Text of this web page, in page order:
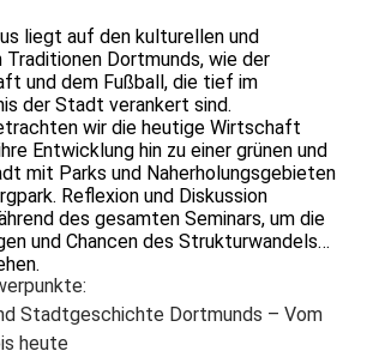
liegt auf den kulturellen und
Dortmunds, wie der
und dem Fußball, die tief im
der Stadt verankert sind.
wir die heutige Wirtschaft
Entwicklung hin zu einer grünen und
mit Parks und Naherholungsgebieten
Reflexion und Diskussion
des gesamten Seminars, um die
und Chancen des Strukturwandels
Stadtgeschichte Dortmunds – Vom
heute